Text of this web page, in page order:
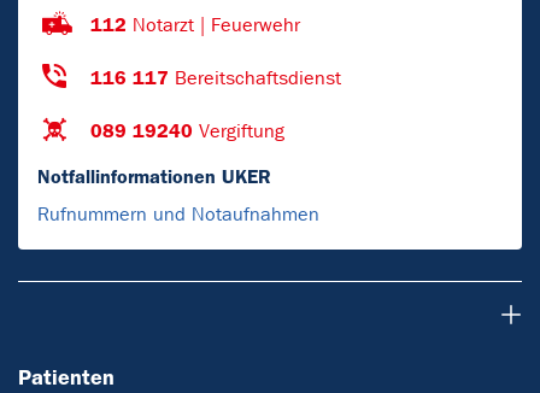
112 Notarzt | Feuerwehr
116 117 Bereitschaftsdienst
089 19240 Vergiftung
Notfallinformationen UKER
Rufnummern und Notaufnahmen
Patienten